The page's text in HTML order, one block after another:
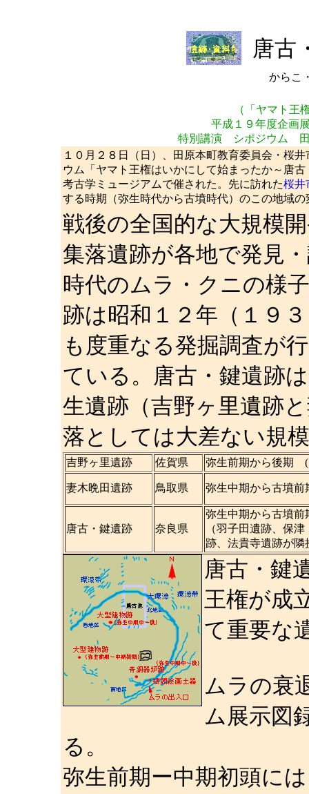
唐古
からこ
（「ヤマト王
平成１９年度企画
特別講演 シポジウム 田
１０月２８日（日）、田原本町教育委員会・桜
ウム「ヤマト王権はいかにして始まったか～唐
考古学ミュージアムで催された。先に訪れた桜井
する時期（弥生時代から古墳時代）のこの地域
戦後の全国的な大規模
集落遺跡が各地で発見
時代のムラ・クニの様
跡は昭和１２年（１９
も度重なる発掘調査が
ている。唐古・鍵遺跡
生遺跡（吉野ヶ里遺跡
落としては大差ない規
吉野ヶ里遺跡 佐賀県 弥生前期から後期
妻木晩田遺跡 鳥取県 弥生中期から古墳
唐古・鍵遺跡 奈良県
弥生中期から古墳前
（羽子田遺跡、保
跡、法貴寺遺跡が隣
唐古・鍵
王権が成
て重要な
ムラの衰
ム展示図
る。
弥生前期ー中期初頭に